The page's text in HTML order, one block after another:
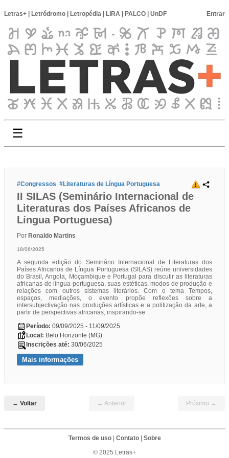
Letras+ Letródromo Letropédia LiRA PALCO UnDF Entrar
☰
#Congressos #Literaturas de Língua Portuguesa
II SILAS (Seminário Internacional de
Literaturas dos Países Africanos de
Língua Portuguesa)
Por Ronaldo Martins
18/06/2025
A segunda edição do Seminário Internacional de Literaturas dos
Países Africanos de Língua Portuguesa (SILAS) reúne universidades
do Brasil, Angola, Moçambique e Portugal para discutir as literaturas
africanas de língua portuguesa, suas estéticas, modos de produção e
relações com outros sistemas literários. Com o tema Tempos,
espaços, mediações, o evento propõe reflexões sobre a
intersubjectivação nas produções artísticas e a politização da arte, a
partir de perspectivas africanas, inspirando-se
Período: 09/09/2025 - 11/09/2025
Local: Belo Horizonte (MG)
Inscrições até: 30/06/2025
Mais informações
← Voltar ← Anterior Próximo →
Termos de uso| Contato| Sobre
© 2025 Letras+